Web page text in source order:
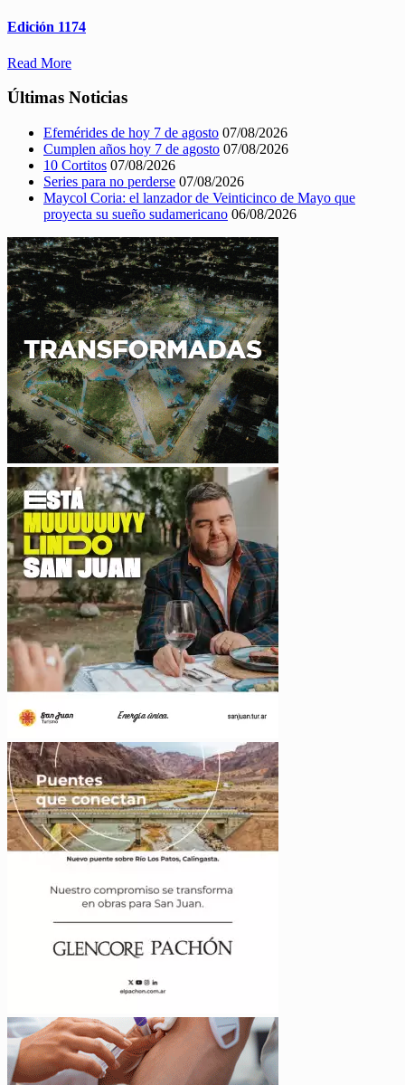
Edición 1174
Read More
Últimas Noticias
Efemérides de hoy 7 de agosto 07/08/2026
Cumplen años hoy 7 de agosto 07/08/2026
10 Cortitos 07/08/2026
Series para no perderse 07/08/2026
Maycol Coria: el lanzador de Veinticinco de Mayo que
proyecta su sueño sudamericano 06/08/2026